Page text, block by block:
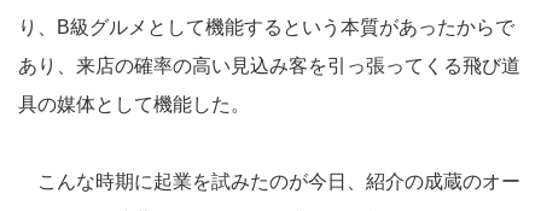
り、B級グルメとして機能するという本質があったからで
あり、来店の確率の高い見込み客を引っ張ってくる飛び道
具の媒体として機能した。
こんな時期に起業を試みたのが今日、紹介の成蔵のオー